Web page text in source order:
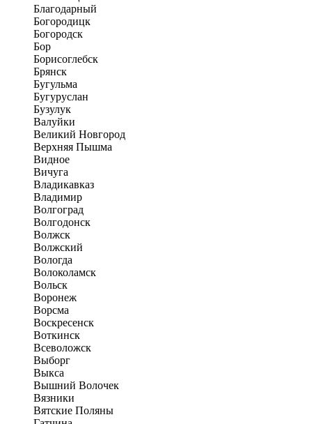
Благодарный
Богородицк
Богородск
Бор
Борисоглебск
Брянск
Бугульма
Бугуруслан
Бузулук
Валуйки
Великий Новгород
Верхняя Пышма
Видное
Вичуга
Владикавказ
Владимир
Волгоград
Волгодонск
Волжск
Волжский
Вологда
Волоколамск
Вольск
Воронеж
Ворсма
Воскресенск
Воткинск
Всеволожск
Выборг
Выкса
Вышний Волочек
Вязники
Вятские Поляны